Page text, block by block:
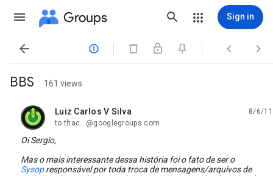
Groups Sign in
   
BBS 161 views
Luiz Carlos V Silva
unread,
8/6/11
to thac...@googlegroups.com
Oi Sergio,
Mas o mais interessante dessa história foi o fato de ser o
Sysopresponsável por toda troca de mensagens/arquivos de